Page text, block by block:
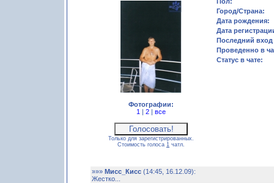
Фотографии:
1 | 2 | все
Только для зарегистрированных.
Стоимость голоса 1 чатл.
Город/Страна:
Дата рождения:
Дата
Последний вход
Проведенно в
Статус в чате:
»»» Мисс_Кисс (14:45, 16.12.09):
Жестко...